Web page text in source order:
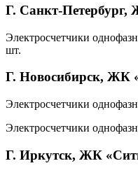
Г. Санкт-
Электросчетчики
шт.
Г. Новосибирск, ЖК
Электросчетчики
Электросчетчики
Г. Иркутск, ЖК